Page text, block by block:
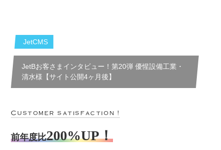
Customer satisfaction !
前年度比200%UP！
JetCMS
JetBお客さまインタビュー！第20弾 優惺設備工業・
清水様【サイト公開4ヶ月後】